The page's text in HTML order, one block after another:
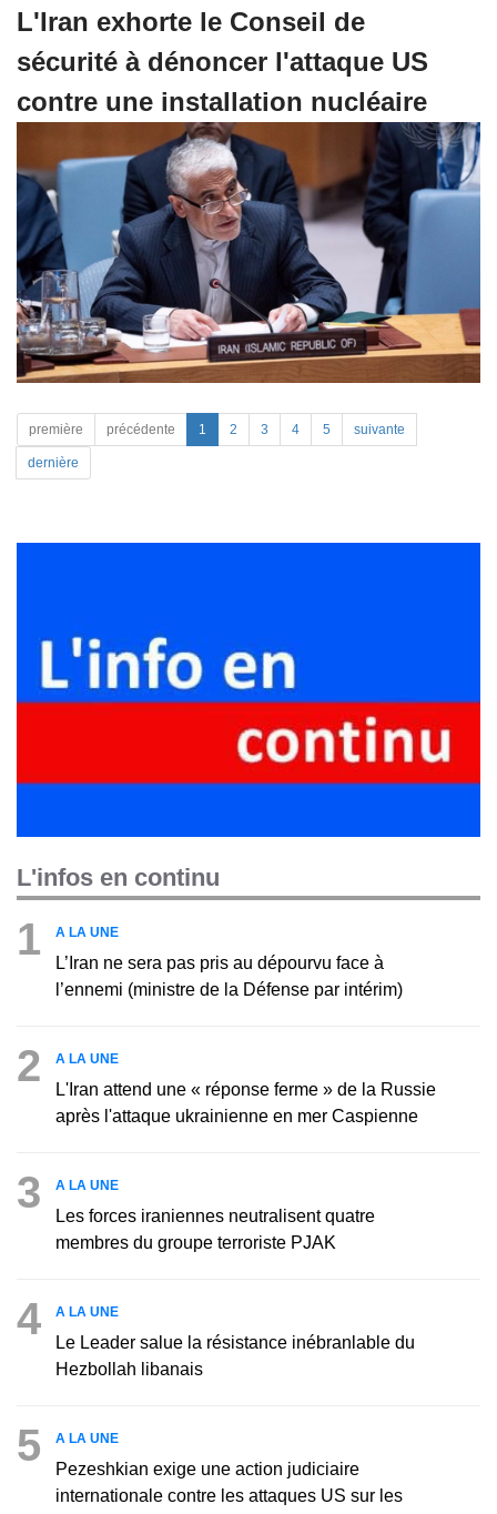
L'Iran exhorte le Conseil de
sécurité à dénoncer l'attaque US
contre une installation nucléaire
première précédente 1 2 3 4 5 suivante
dernière
L'infos en continu
1 A LA UNE
L’Iran ne sera pas pris au dépourvu face à
l’ennemi (ministre de la Défense par intérim)
2 A LA UNE
L'Iran attend une « réponse ferme » de la Russie
après l'attaque ukrainienne en mer Caspienne
3 A LA UNE
Les forces iraniennes neutralisent quatre
membres du groupe terroriste PJAK
4 A LA UNE
Le Leader salue la résistance inébranlable du
Hezbollah libanais
5 A LA UNE
Pezeshkian exige une action judiciaire
internationale contre les attaques US sur les